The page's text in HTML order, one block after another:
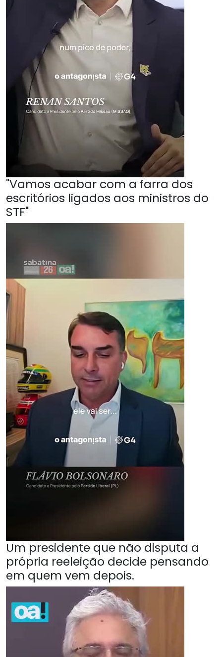
"Vamos acabar com a farra dos
escritórios ligados aos ministros do
STF"
Um presidente que não disputa a
própria reeleição decide pensando
em quem vem depois.